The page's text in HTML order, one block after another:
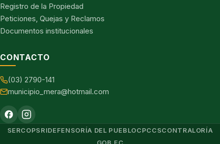
Registro de la Propiedad
Peticiones, Quejas y Reclamos
Documentos institucionales
CONTACTO
(03) 2790-141
municipio_mera@hotmail.com
SERCOPSRIDEFENSORÍA DEL PUEBLOCPCCSCONTRALORÍA